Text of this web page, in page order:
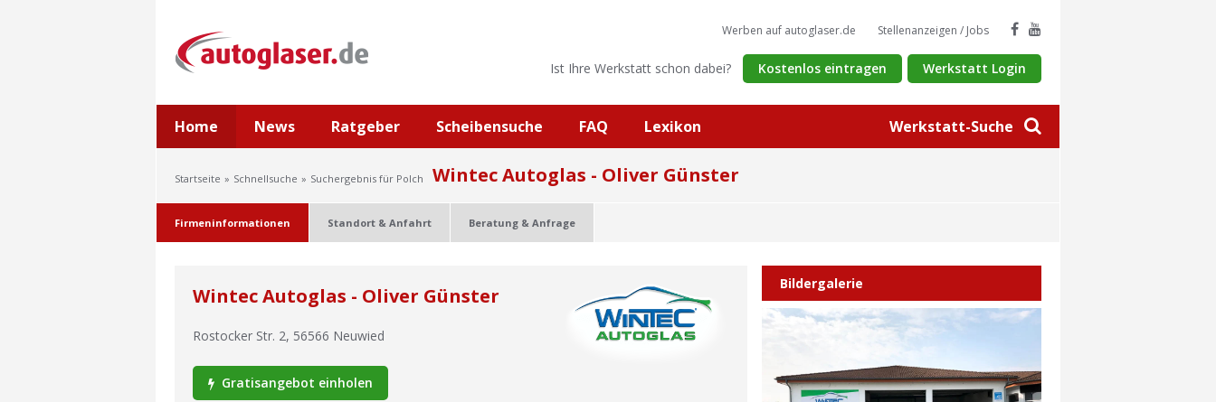
Werkstatt-Suche
Werben auf autoglaser.de Stellenanzeigen / Jobs
Ist Ihre Werkstatt schon dabei? Kostenlos eintragen Werkstatt Login
Home News Ratgeber Scheibensuche FAQ Lexikon
Startseite Schnellsuche Suchergebnis für Polch Wintec Autoglas - Oliver Günster
Firmeninformationen Standort & Anfahrt Beratung & Anfrage
Wintec Autoglas - Oliver Günster
Rostocker Str. 2, 56566 Neuwied
Gratisangebot einholen
Bildergalerie